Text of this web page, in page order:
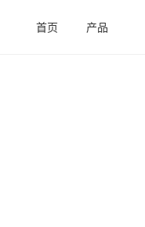
首页 产品